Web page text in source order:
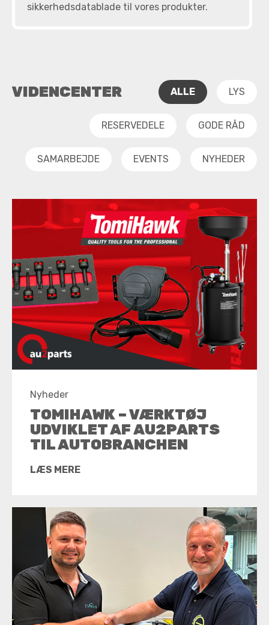
sikkerhedsdatablade til vores produkter.
VIDENCENTER ALLE LYS
RESERVEDELE GODE RÅD
SAMARBEJDE EVENTS NYHEDER
Nyheder
TOMIHAWK – VÆRKTØJ
UDVIKLET AF AU2PARTS
TIL AUTOBRANCHEN
LÆS MERE